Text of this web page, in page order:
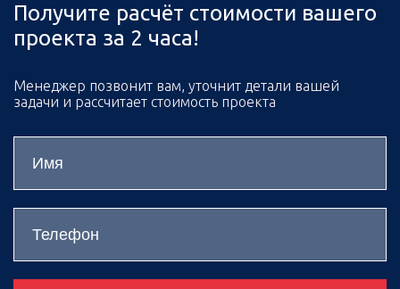
Получите расчёт стоимости вашего
проекта за 2 часа!
Менеджер позвонит вам, уточнит детали вашей
задачи и рассчитает стоимость проекта